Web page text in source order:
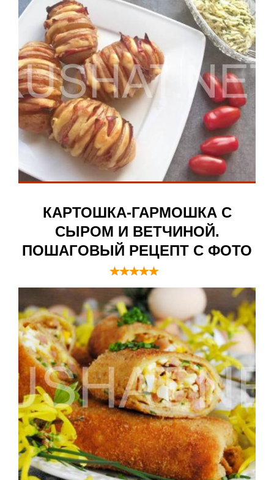
КАРТОШКА-ГАРМОШКА С
СЫРОМ И ВЕТЧИНОЙ.
ПОШАГОВЫЙ РЕЦЕПТ С ФОТО